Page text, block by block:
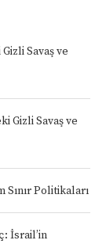
Savaş ve
Gizli Savaş ve
Politikaları
İsrail’in